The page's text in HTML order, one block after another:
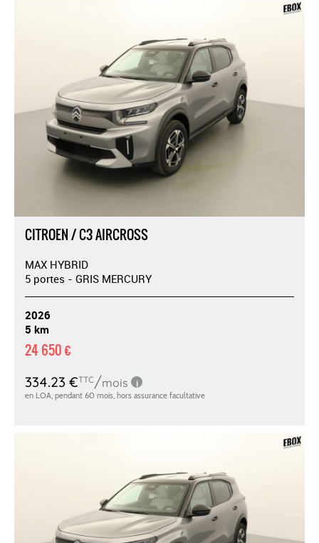
CITROEN / C3 AIRCROSS
MAX HYBRID
5 portes - GRIS MERCURY
2026
5 km
24 650 €